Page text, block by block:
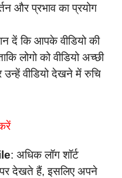
और प्रभाव का प्रयोग
दें कि आपके वीडियो की
लोगो को वीडियो अच्छी
वीडियो देखने में रुचि
: अधिक लॉग शॉर्ट
पर देखते हैं, इसलिए अपने